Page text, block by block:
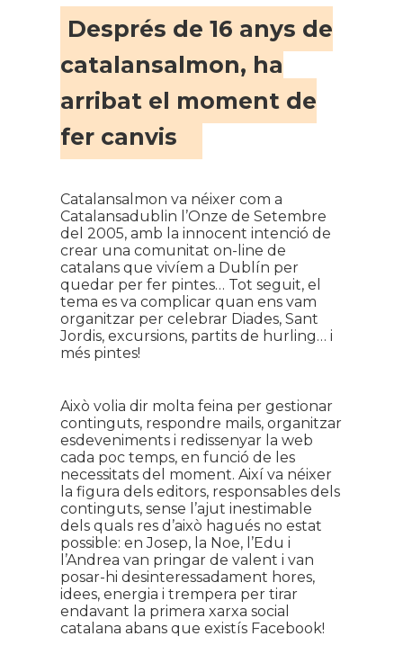
Després de 16 anys de
catalansalmon, ha
arribat el moment de
fer canvis
Catalansalmon va néixer com a
Catalansadublin l’Onze de Setembre
del 2005, amb la innocent intenció de
crear una comunitat on-line de
catalans que vivíem a Dublín per
quedar per fer pintes… Tot seguit, el
tema es va complicar quan ens vam
organitzar per celebrar Diades, Sant
Jordis, excursions, partits de hurling… i
més pintes!
Això volia dir molta feina per gestionar
continguts, respondre mails, organitzar
esdeveniments i redissenyar la web
cada poc temps, en funció de les
necessitats del moment. Així va néixer
la figura dels editors, responsables dels
continguts, sense l’ajut inestimable
dels quals res d’això hagués no estat
possible: en Josep, la Noe, l’Edu i
l’Andrea van pringar de valent i van
posar-hi desinteressadament hores,
idees, energia i trempera per tirar
endavant la primera xarxa social
catalana abans que existís Facebook!